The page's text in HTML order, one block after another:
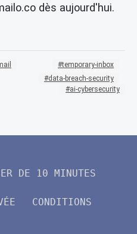
dès aujourd'hui.
temporary-inbox
data-breach-security
ai-cybersecurity
DE 10 MINUTES
CONDITIONS